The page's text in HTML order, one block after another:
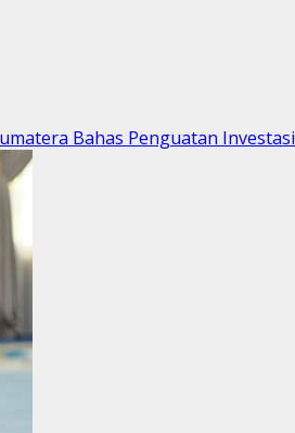
Bahas Penguatan Investasi